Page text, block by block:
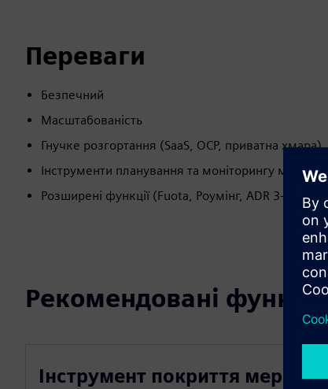
Переваги
Безпечний
Масштабованість
Гнучке розгортання (SaaS, OCP, приватна хмара)
Інструменти планування та моніторингу мережі
Розширені функції (Fuota, Роумінг, ADR 3-го
Рекомендовані функції
Інструмент покриття мережі